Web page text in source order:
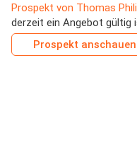
Prospekt von Thomas
derzeit ein Angebot gültig
Prospekt anschauen